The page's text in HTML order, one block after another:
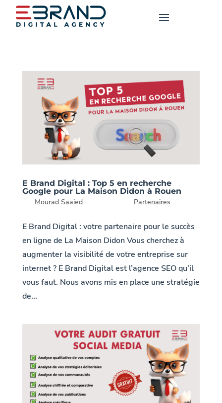
E Brand Digital : Top 5 en recherche
Google pour La Maison Didon à Rouen
Mourad Saaied| Partenaires
E Brand Digital : votre partenaire pour le succès
en ligne de La Maison Didon Vous cherchez à
augmenter la visibilité de votre entreprise sur
internet ? E Brand Digital est l’agence SEO qu’il
vous faut. Nous avons mis en place une stratégie
de...